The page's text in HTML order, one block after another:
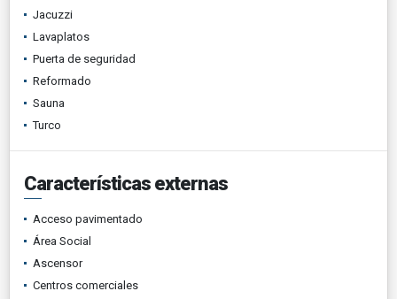
Jacuzzi
Lavaplatos
Puerta de seguridad
Reformado
Sauna
Turco
Características externas
Acceso pavimentado
Área Social
Ascensor
Centros comerciales